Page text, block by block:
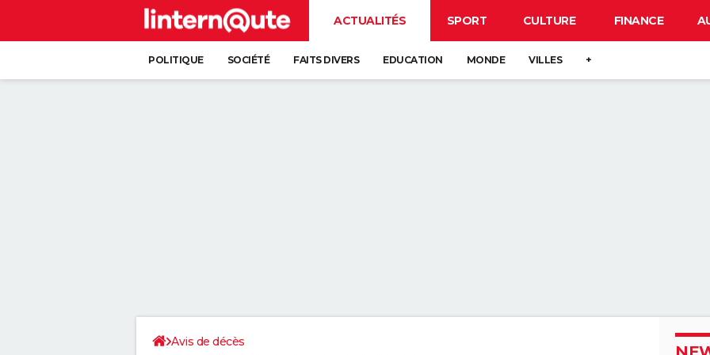
ACTUALITÉS SPORT CULTURE FINANCE
POLITIQUE SOCIÉTÉ FAITS DIVERS EDUCATION MONDE VILLES +
Avis de décès